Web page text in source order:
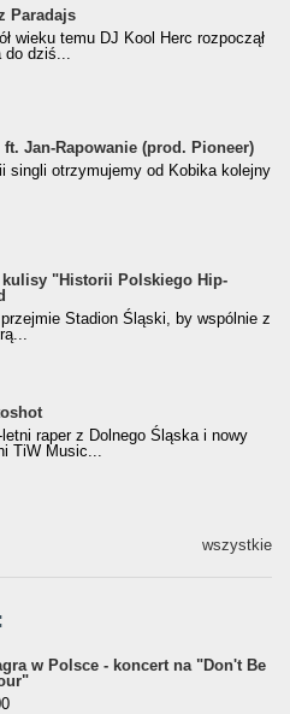
za
Album Roku
Paradajs
wieku temu DJ Kool Herc rozpoczął
dziś...
(prod. Pioneer)
Jan-Rapowanie (prod. Pioneer)
singli otrzymujemy od Kobika kolejny
Polskiego Hip-
"Historii Polskiego Hip-
Stadion Śląski, by wspólnie z
letni raper z Dolnego Śląska i nowy
TiW Music...
wszystkie
w Polsce - koncert na "Don't Be